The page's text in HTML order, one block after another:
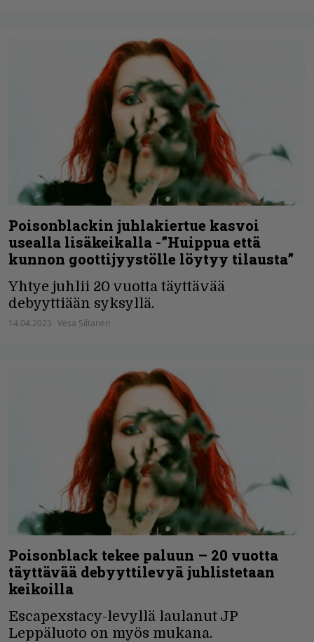
Poisonblackin juhlakiertue kasvoi
usealla lisäkeikalla -”Huippua että
kunnon goottijyystölle löytyy tilausta”
Yhtye juhlii 20 vuotta täyttävää
debyyttiään syksyllä.
14.04.2023 Vesa Siltanen
Poisonblack tekee paluun – 20 vuotta
täyttävää debyyttilevyä juhlistetaan
keikoilla
Escapexstacy-levyllä laulanut JP
Leppäluoto on myös mukana.